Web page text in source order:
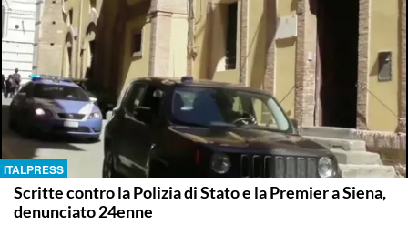
ITALPRESS
Scritte contro la Polizia di Stato e la Premier a Siena,
denunciato 24enne